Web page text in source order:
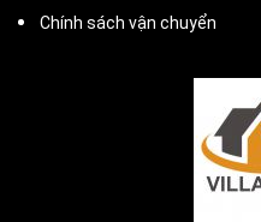
Chính sách vận chuyển